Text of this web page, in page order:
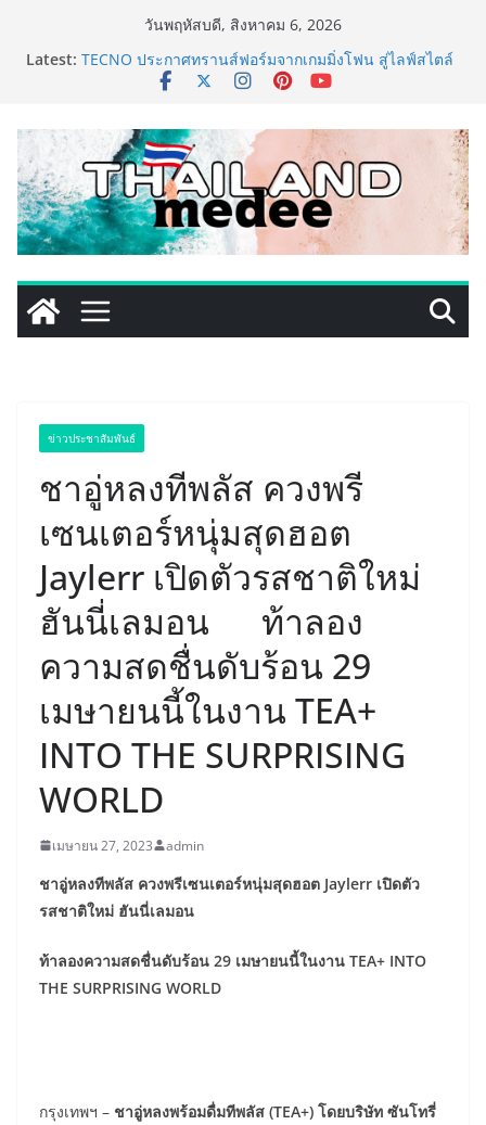
วันพฤหัสบดี, สิงหาคม 6, 2026
Latest: TECNO ประกาศทรานส์ฟอร์มจากเกมมิ่งโฟน สู่ไลฟ์สไตล์
แฟชั่นไอเท็ม เสิร์ฟใหญ่ปักหมุดแลนมาร์คใหม่กลางสถานี
ครั้งแรกของอุตสาหกรรมสีไทย นิปปอนเพนต์ผนึก 6 พันธ
มิตรโมเดิร์นเทรดชั้นนำ นำร่องเปิดตัว “NIPPON PAINT
WORRY FREE” โปรแกรมดูแลคุณภาพฟิล์มสีหลังการขาย
ยกระดับความมั่นใจลูกค้าด้วยผลิตภัณฑ์คุณภาพและ
บริการหลังการขายที่ครบวงจร
434 วันแห่งการรอคอย มูลนิธิ “เพจอีจัน” ส่งมอบ โรงเรียน
เด็กพิเศษทองผาภูมิ ให้กระทรวงศึกษาธิการ ส่งต่อโอกาส
ทางการศึกษาให้เด็กพิเศษกว่า 100 คน ใช้เวลา 434 วัน
เปลี่ยนพื้นที่ว่างเปล่าให้กลายเป็นโรงเรียนแห่งความหวัง
ททท. ประกาศความสำเร็จ Village to the World Season
5 ผนึก 9 พันธมิตร ขับเคลื่อน ESG Tourism สืบสานพระ
ออกเฉียงใต้ เสริมแกร่งยุทธศาสตร์ระดับโลก
ข่าวประชาสัมพันธ์
ชาอู่หลงทีพลัส ควงพรี
เซนเตอร์หนุ่มสุดฮอต
Jaylerr เปิดตัวรสชาติใหม่
ฮันนี่เลมอน ท้าลอง
ความสดชื่นดับร้อน 29
เมษายนนี้ในงาน TEA+
INTO THE SURPRISING
WORLD
เมษายน 27, 2023 admin
ชาอู่หลงทีพลัส ควงพรีเซนเตอร์หนุ่มสุดฮอต Jaylerr เปิดตัว
รสชาติใหม่ ฮันนี่เลมอน
ท้าลองความสดชื่นดับร้อน 29 เมษายนนี้ในงาน TEA+ INTO
THE SURPRISING WORLD
กรุงเทพฯ – ชาอู่หลงพร้อมดื่มทีพลัส (TEA+) โดยบริษัท ซันโทรี่